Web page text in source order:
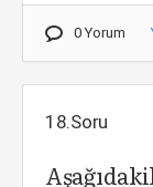
0 Yorum
18.Soru